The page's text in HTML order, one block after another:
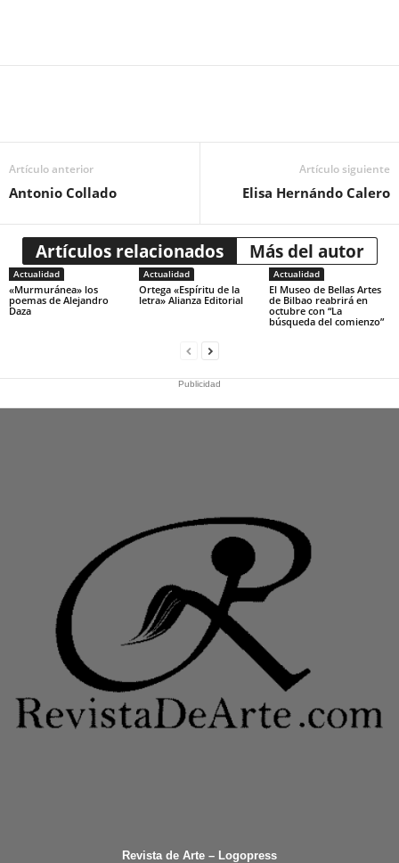
Artículo anterior
Antonio Collado
Artículo siguiente
Elisa Hernándo Calero
Artículos relacionados Más del autor
Actualidad
«Murmuránea» los
poemas de Alejandro
Daza
Actualidad
Ortega «Espíritu de la
letra» Alianza Editorial
Actualidad
El Museo de Bellas Artes
de Bilbao reabrirá en
octubre con “La
búsqueda del comienzo”
Publicidad
Revista de Arte – Logopress